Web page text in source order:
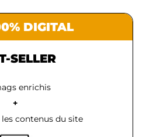
DIGITAL
SELLER
enrichis
+
contenus du site